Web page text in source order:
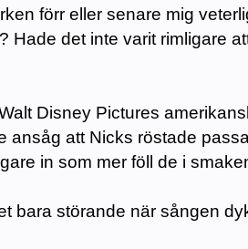
förr eller senare mig
Hade det inte varit rimligare
Disney Pictures
ansåg att Nicks röstade
in som mer föll de i
bara störande när sången